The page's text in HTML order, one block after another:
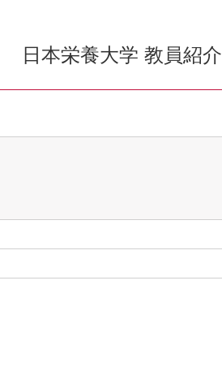
日本栄養大学 教員紹介